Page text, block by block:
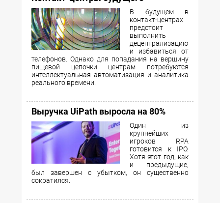
В будущем в
контакт-центрах
предстоит
выполнить
децентрализацию
и избавиться от
телефонов. Однако для попадания на вершину
пищевой цепочки центрам потребуются
интеллектуальная автоматизация и аналитика
реального времени.
Выручка UiPath выросла на 80%
Один из
крупнейших
игроков RPA
готовится к IPO.
Хотя этот год, как
и предыдущие,
был завершен с убытком, он существенно
сократился.